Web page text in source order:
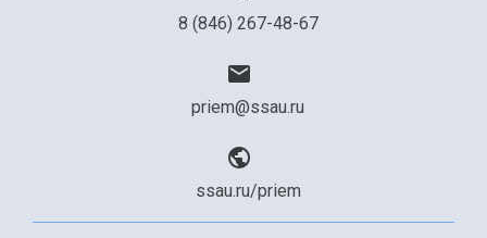
8 (846) 267-48-67
priem@ssau.ru
ssau.ru/priem